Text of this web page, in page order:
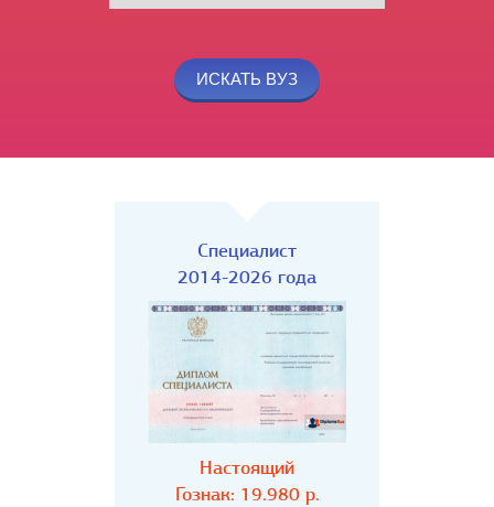
Специалист
2014-2026 года
Настоящий
Гознак: 19.980 р.